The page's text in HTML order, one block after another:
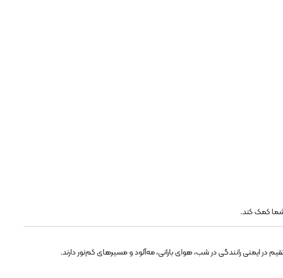
کمک کند.
در ایمنی رانندگی در شب، هوای بارانی، مه‌آلود و مسیرهای کم‌نور دارند.